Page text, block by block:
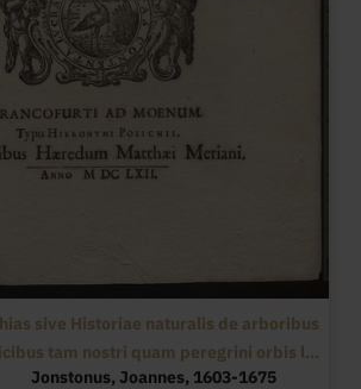
sive Historiae naturalis de arboribus
tam nostri quam peregrini orbis l...
Jonstonus, Joannes, 1603-1675